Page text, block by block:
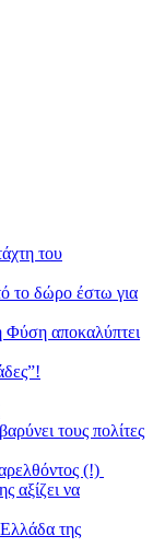
του
το δώρο έστω για
Φύση αποκαλύπτει
τους πολίτες
(!)
αξίζει να
της